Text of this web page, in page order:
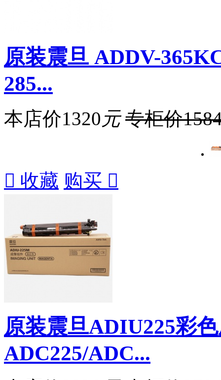
原装震旦 ADDV-
285...
本店价1320 元 专柜价
 收藏 购买 
原装震旦ADIU225彩
ADC225/ADC...